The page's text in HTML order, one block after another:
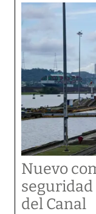
Nuevo
seguridad
del Canal